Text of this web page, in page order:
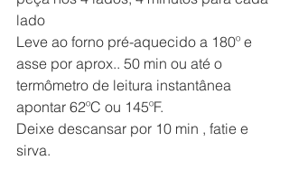
lado
Leve ao forno pré-aquecido a 180º e
asse por aprox.. 50 min ou até o
termômetro de leitura instantânea
apontar 62ºC ou 145ºF.
Deixe descansar por 10 min , fatie e
sirva.